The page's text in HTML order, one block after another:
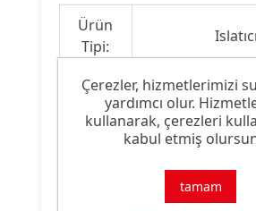
Ürün
Tipi:
Islatıcı
Ürün
Özelliği:
Yüksek
Ürün
Çerezler, hizmetlerimizi
yardımcı olur.
kullanarak, çerezleri
kabul etmiş
tamam